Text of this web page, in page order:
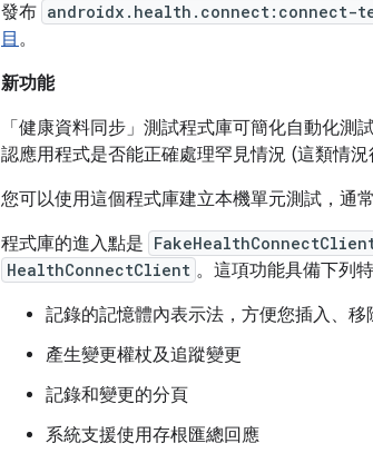
發布 androidx.health.connect:connect-
目 。
新功能
「健康資料同步」測試程式庫可簡化自動化
認應用程式是否能正確處理罕見情況 (這類情況
您可以使用這個程式庫建立本機單元測試，通
程式庫的進入點是
HealthConnectClient 。這項功能具備下列特
記錄的記憶體內表示法，方便您插入、
產生變更權杖及追蹤變更
記錄和變更的分頁
系統支援使用存根匯總回應